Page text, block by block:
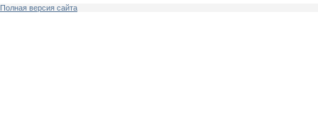
Полная версия сайта